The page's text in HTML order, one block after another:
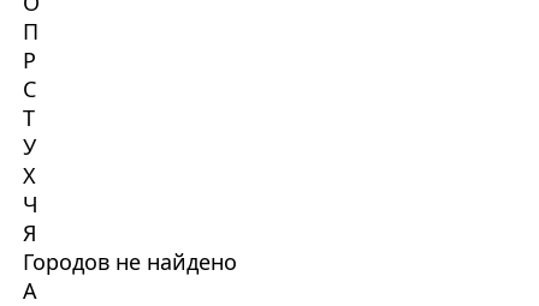
П
Р
С
Т
У
Х
Ч
Я
Городов не найдено
А